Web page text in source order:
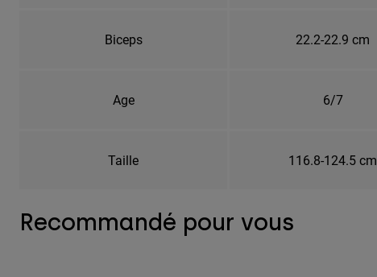
Biceps 22.2-22.9 cm
Age 6/7
Taille 116.8-124.5 cm
Recommandé pour vous